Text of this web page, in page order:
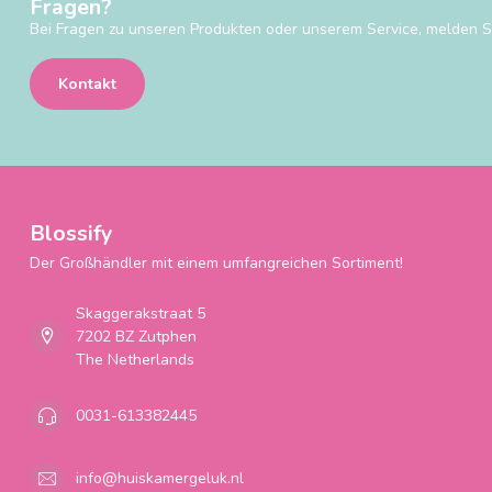
Fragen?
Bei Fragen zu unseren Produkten oder unserem Service, melden
Kontakt
Blossify
Der Großhändler mit einem umfangreichen Sortiment!
Skaggerakstraat 5
7202 BZ Zutphen
The Netherlands
0031-613382445
info@huiskamergeluk.nl